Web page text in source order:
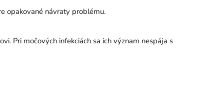
opakované návraty problému.
Pri močových infekciách sa ich význam nespája s